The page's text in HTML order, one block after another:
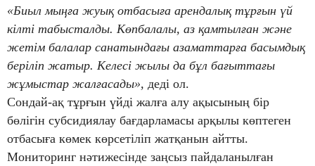
«Биыл мыңға жуық отбасыға арендалық тұрғын үй
кілті табысталды. Көпбалалы, аз қамтылған және
жетім балалар санатындағы азаматтарға басымдық
беріліп жатыр. Келесі жылы да бұл бағыттағы
жұмыстар жалғасады», деді ол.
Сондай-ақ тұрғын үйді жалға алу ақысының бір
бөлігін субсидиялау бағдарламасы арқылы көптеген
отбасыға көмек көрсетіліп жатқанын айтты.
Мониторинг нәтижесінде заңсыз пайдаланылған